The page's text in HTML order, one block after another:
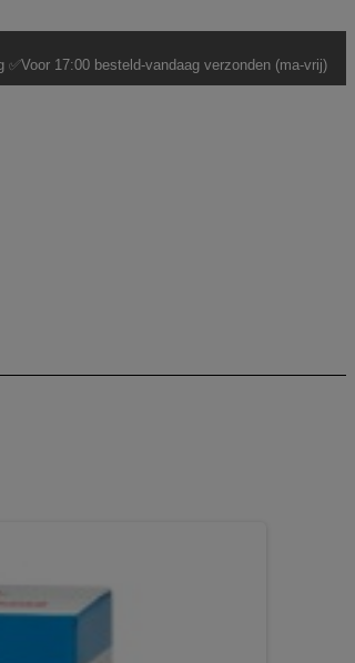
✅Voor 17:00 besteld-vandaag verzonden (ma-vrij)